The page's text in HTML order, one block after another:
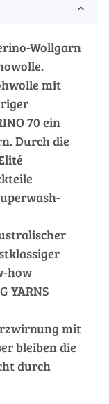
Wollgarn
mit
70 ein
Durch die
how
YARNS
mit
bleiben die
durch